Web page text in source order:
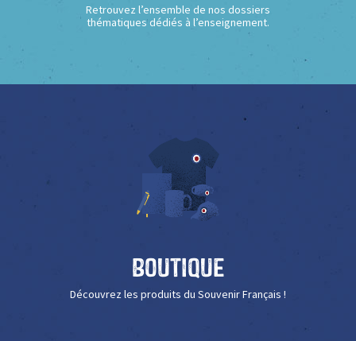
Retrouvez l’ensemble de nos dossiers
thématiques dédiés à l’enseignement.
Boutique
Découvrez les produits du Souvenir Français !